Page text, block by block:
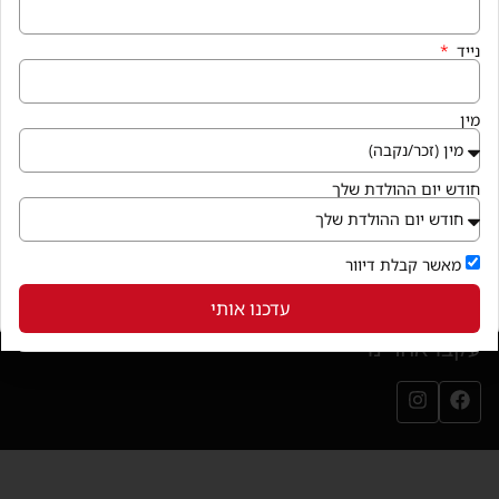
איך מגיעים
חנייה במקום ללא עלות
בואו לבקר
(נפתח בחלון חדש)
שירותי הקניון
עקבו אחרינו
עמוד הפייסבוק שלנו (נפתח בחלון חדש)
עמוד האינסטגרם שלנו (נפתח בחלון חדש)
נייד
מין
חודש יום ההולדת שלך
מאשר קבלת דיוור
עדכנו אותי